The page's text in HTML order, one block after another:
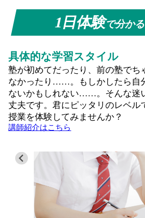
1日体験で分か
具体的な学習スタイル
塾が初めてだったり、前の塾でち
なかったり……。もしかしたら自
ないかもしれない……。そんな迷
丈夫です。君にピッタリのレベル
授業を体験してみませんか？
講師紹介はこちら